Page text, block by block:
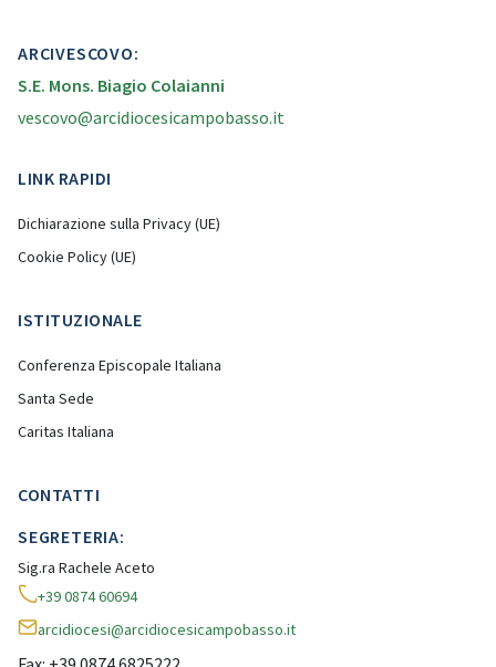
ARCIVESCOVO:
S.E. Mons. Biagio Colaianni
vescovo@arcidiocesicampobasso.it
LINK RAPIDI
Dichiarazione sulla Privacy (UE)
Cookie Policy (UE)
ISTITUZIONALE
Conferenza Episcopale Italiana
Santa Sede
Caritas Italiana
CONTATTI
SEGRETERIA:
Sig.ra Rachele Aceto
+39 0874 60694
arcidiocesi@arcidiocesicampobasso.it